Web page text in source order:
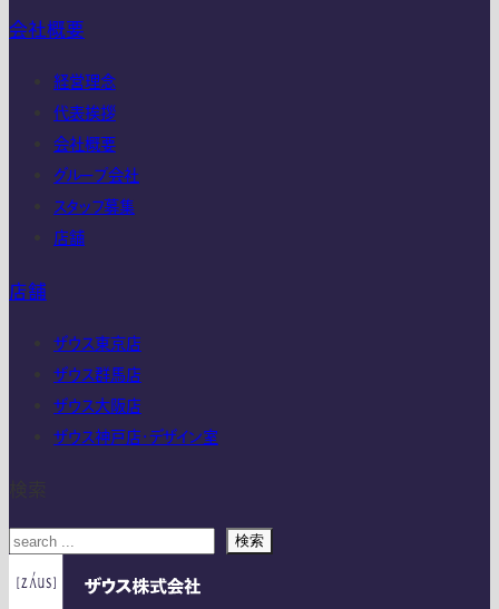
会社概要
経営理念
代表挨拶
会社概要
グループ会社
スタッフ募集
店舗
店舗
ザウス東京店
ザウス群馬店
ザウス大阪店
ザウス神戸店・デザイン室
検索